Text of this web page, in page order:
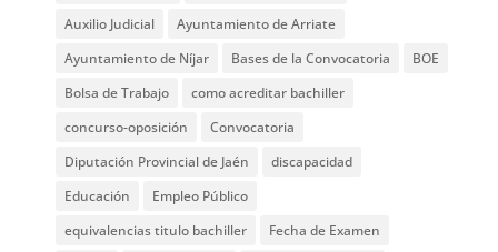
Auxilio Judicial
Ayuntamiento de Arriate
Ayuntamiento de Níjar
Bases de la Convocatoria
BOE
Bolsa de Trabajo
como acreditar bachiller
concurso-oposición
Convocatoria
Diputación Provincial de Jaén
discapacidad
Educación
Empleo Público
equivalencias titulo bachiller
Fecha de Examen